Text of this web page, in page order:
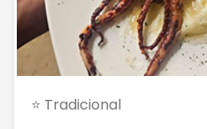
⭐ Tradicional